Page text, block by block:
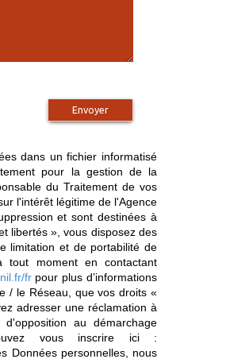
Envoyer
dans un fichier informatisé
pour la gestion de la
du Traitement de vos
l'intérêt légitime de l'Agence
et sont destinées à
libertés », vous disposez des
limitation et de portabilité de
tout moment en contactant
frpour plus d’informations
/ le Réseau, que vos droits «
adresser une réclamation à
au démarchage
vous inscrire ici :
Données personnelles, nous